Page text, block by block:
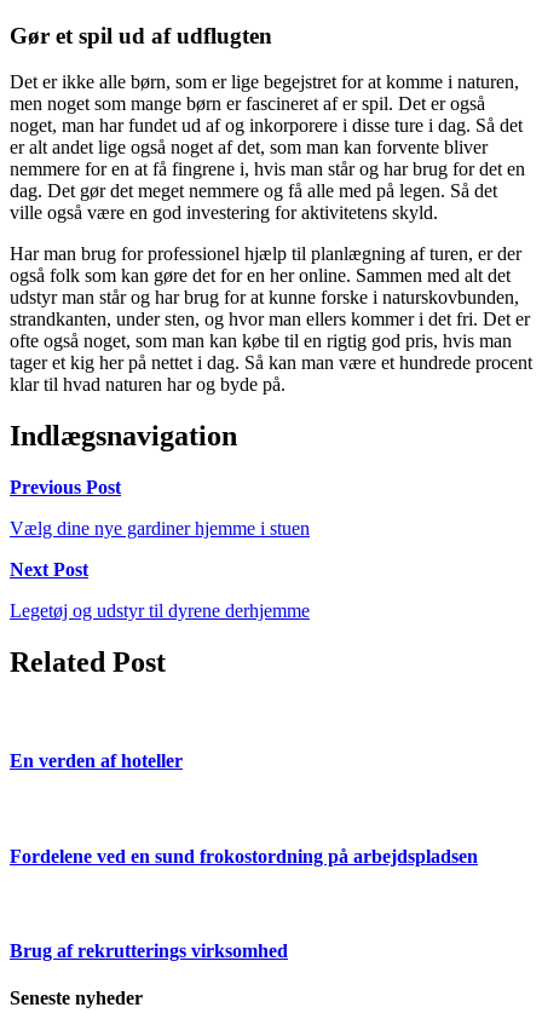
Gør et spil ud af udflugten
Det er ikke alle børn, som er lige begejstret for at komme i naturen,
men noget som mange børn er fascineret af er spil. Det er også
noget, man har fundet ud af og inkorporere i disse ture i dag. Så det
er alt andet lige også noget af det, som man kan forvente bliver
nemmere for en at få fingrene i, hvis man står og har brug for det en
dag. Det gør det meget nemmere og få alle med på legen. Så det
ville også være en god investering for aktivitetens skyld.
Har man brug for professionel hjælp til planlægning af turen, er der
også folk som kan gøre det for en her online. Sammen med alt det
udstyr man står og har brug for at kunne forske i naturskovbunden,
strandkanten, under sten, og hvor man ellers kommer i det fri. Det er
ofte også noget, som man kan købe til en rigtig god pris, hvis man
tager et kig her på nettet i dag. Så kan man være et hundrede procent
klar til hvad naturen har og byde på.
Indlægsnavigation
Previous Post
Vælg dine nye gardiner hjemme i stuen
Next Post
Legetøj og udstyr til dyrene derhjemme
Related Post
En verden af hoteller
Fordelene ved en sund frokostordning på arbejdspladsen
Brug af rekrutterings virksomhed
Seneste nyheder